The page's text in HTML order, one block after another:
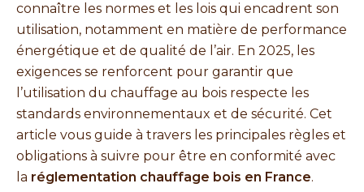
connaître les normes et les lois qui encadrent son
utilisation, notamment en matière de performance
énergétique et de qualité de l’air. En 2025, les
exigences se renforcent pour garantir que
l’utilisation du chauffage au bois respecte les
standards environnementaux et de sécurité. Cet
article vous guide à travers les principales règles et
obligations à suivre pour être en conformité avec
la réglementation chauffage bois en France.